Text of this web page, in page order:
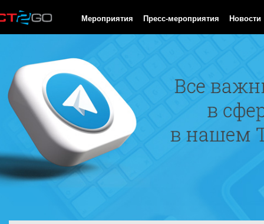
Мероприятия Пресс-мероприятия Новости